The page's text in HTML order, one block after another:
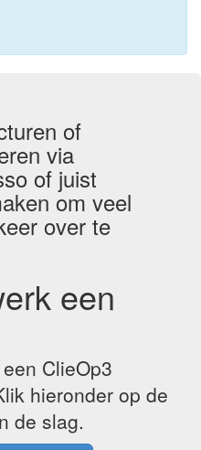
of
via
of juist
om veel
over te
een
ClieOp3
hieronder op de
de slag.